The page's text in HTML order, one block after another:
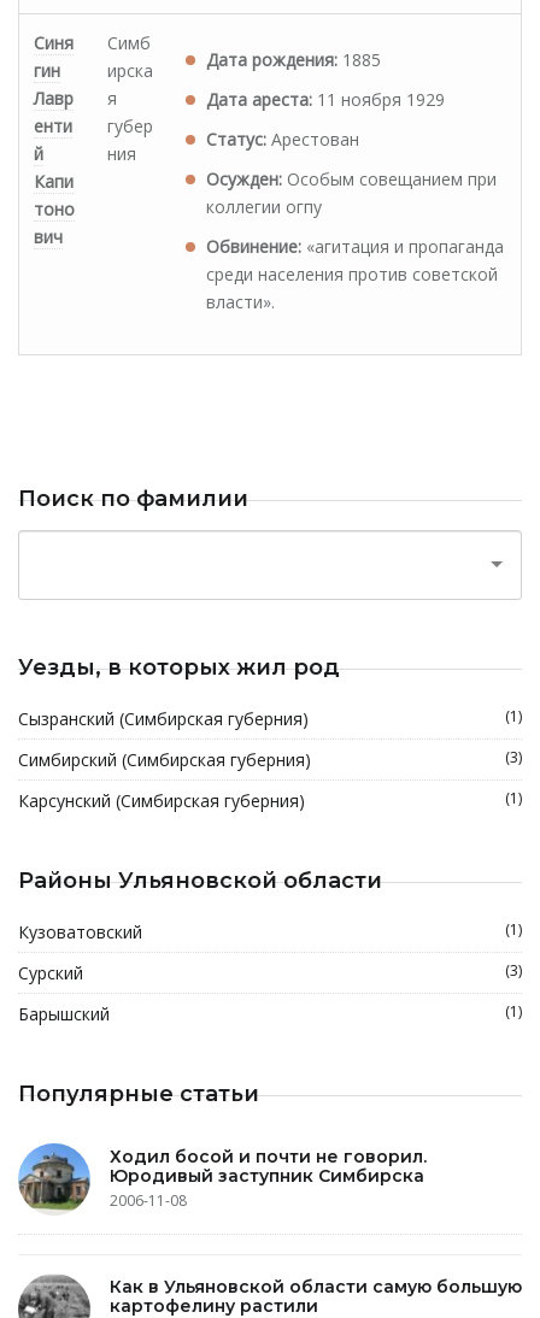
Синя
гин
Лавр
енти
й
Капи
тоно
вич
Симб
ирска
я
губер
ния
Дата рождения: 1885
Дата ареста: 11 ноября 1929
Статус: Арестован
Осужден: Особым совещанием при
коллегии огпу
Обвинение: «агитация и пропаганда
среди населения против советской
власти».
Поиск по фамилии
Уезды, в которых жил род
Сызранский (Симбирская губерния) (1)
Симбирский (Симбирская губерния) (3)
Карсунский (Симбирская губерния) (1)
Районы Ульяновской области
Кузоватовский (1)
Сурский (3)
Барышский (1)
Популярные статьи
Ходил босой и почти не говорил.
Юродивый заступник Симбирска
2006-11-08
Как в Ульяновской области самую большую
картофелину растили